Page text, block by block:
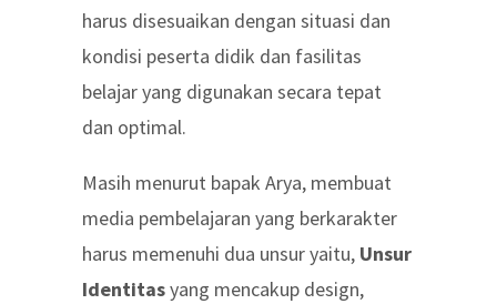
harus disesuaikan dengan situasi dan
kondisi peserta didik dan fasilitas
belajar yang digunakan secara tepat
dan optimal.
Masih menurut bapak Arya, membuat
media pembelajaran yang berkarakter
harus memenuhi dua unsur yaitu, Unsur
Identitasyang mencakup design,